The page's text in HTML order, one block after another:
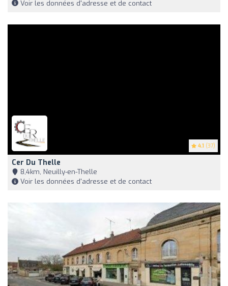
Voir les données d'adresse et de contact
4.1 (37)
Cer Du Thelle
8,4km, Neuilly-en-Thelle
Voir les données d'adresse et de contact